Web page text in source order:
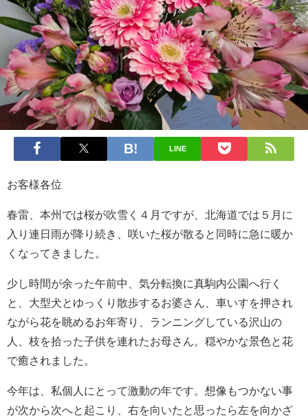
LINE
お客様各位
春雷、本州では桜が吹雪く４月ですが、北海道では５月に
入り連日雨が降り続き、咲いた桜が散ると同時に急に暖か
くなってきました。
少し時間が余った午前中、気分転換に真駒内公園へ行く
と、大型犬とゆっくり散歩するお婆さん、車いすを押され
ながら花を眺めるお年寄り、ランニングしている沢山の
人、枝を拾った子供を連れたお母さん。穏やかな景色と花
で癒されました。
今年は、私個人にとって激動の年です。想像もつかない事
が次から次へと起こり、右を向いたと思ったら左を向かざ